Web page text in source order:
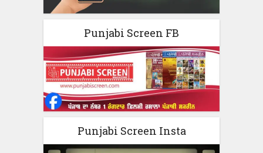
Punjabi Screen FB
Punjabi Screen Insta